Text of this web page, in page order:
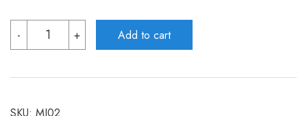
-
Miami
+ Add to cart